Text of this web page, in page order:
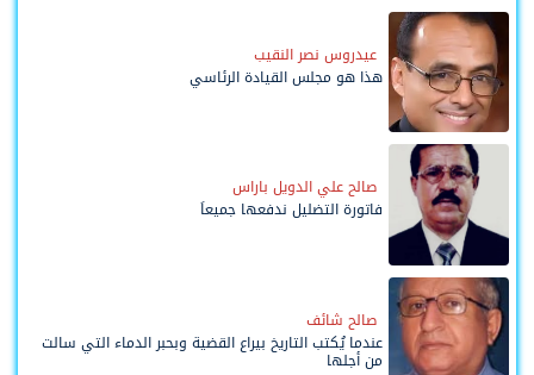
عيدروس نصر النقيب
هذا هو مجلس القيادة الرئاسي
صالح علي الدويل باراس
فاتورة التضليل ندفعها جميعاً
صالح شائف
عندما يُكتب التاريخ بيراع القضية وبحبر الدماء التي سالت
من أجلها